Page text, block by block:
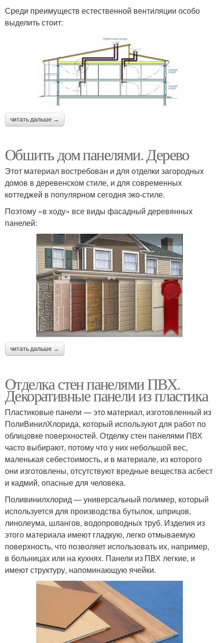
Среди преимуществ естественной вентиляции особо
выделить стоит:
читать дальше →
Обшить дом панелями. Дерево
Этот материал востребован и для отделки загородных
домов в деревенском стиле, и для современных
коттеджей в популярном сегодня эко-стиле.
Поэтому «в ходу» все виды фасадный деревянных
панелей:
читать дальше →
Отделка стен панелями ПВХ.
Декоративные панели из пластика
Пластиковые панели — это материал, изготовленный из
ПолиВинилХлорида, который используют для работ по
облицовке поверхностей. Отделку стен панелями ПВХ
часто выбирают, потому что у них небольшой вес,
маленькая себестоимость, и в материале, из которого
они изготовлены, отсутствуют вредные вещества асбест
и кадмий, опасные для человека.
Поливинилхлорид — универсальный полимер, который
используется для производства бутылок, шприцов,
линолеума, шлангов, водопроводных труб. Изделия из
этого материала имеют гладкую, легко отмываемую
поверхность, что позволяет использовать их, например,
в больницах или на кухнях. Панели из ПВХ легкие, и
имеют структуру, напоминающую ячейки.